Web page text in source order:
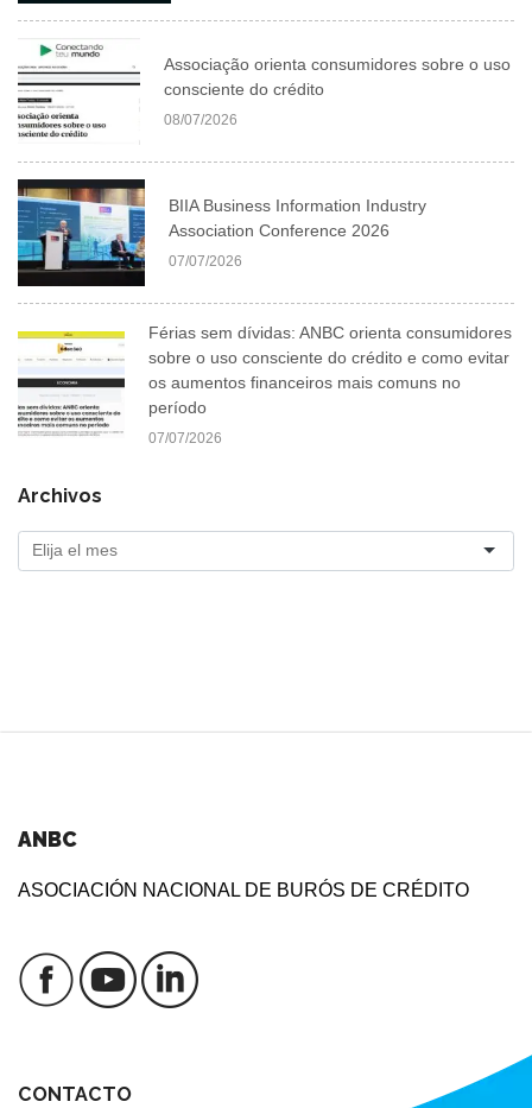
Associação orienta consumidores sobre o uso
consciente do crédito
08/07/2026
BIIA Business Information Industry
Association Conference 2026
07/07/2026
Férias sem dívidas: ANBC orienta consumidores
sobre o uso consciente do crédito e como evitar
os aumentos financeiros mais comuns no
período
07/07/2026
Archivos
ANBC
ASOCIACIÓN NACIONAL DE BURÓS DE CRÉDITO
CONTACTO